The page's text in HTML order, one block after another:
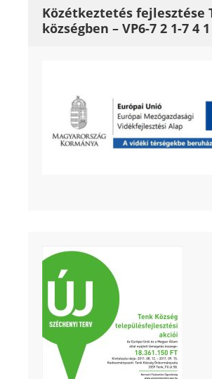
Közétkeztetés fejlesztése
községben – VP6-7 2 1-7 4